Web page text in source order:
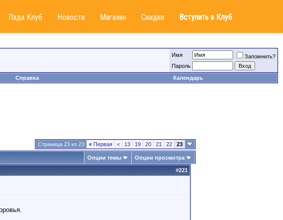
Лада Клуб Новости Магазин Скидки Вступить в Клуб
Имя
Запомнить?
Пароль
Справка Календарь
Страница 23 из 23 « Первая < 13 19 20 21 22 23
Опции темы Опции просмотра
#221